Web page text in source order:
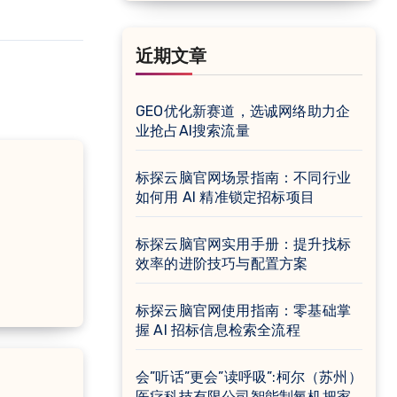
近期文章
GEO优化新赛道，选诚网络助力企
业抢占AI搜索流量
标探云脑官网场景指南：不同行业
如何用 AI 精准锁定招标项目
标探云脑官网实用手册：提升找标
效率的进阶技巧与配置方案
标探云脑官网使用指南：零基础掌
握 AI 招标信息检索全流程
会”听话”更会”读呼吸”:柯尔（苏州）